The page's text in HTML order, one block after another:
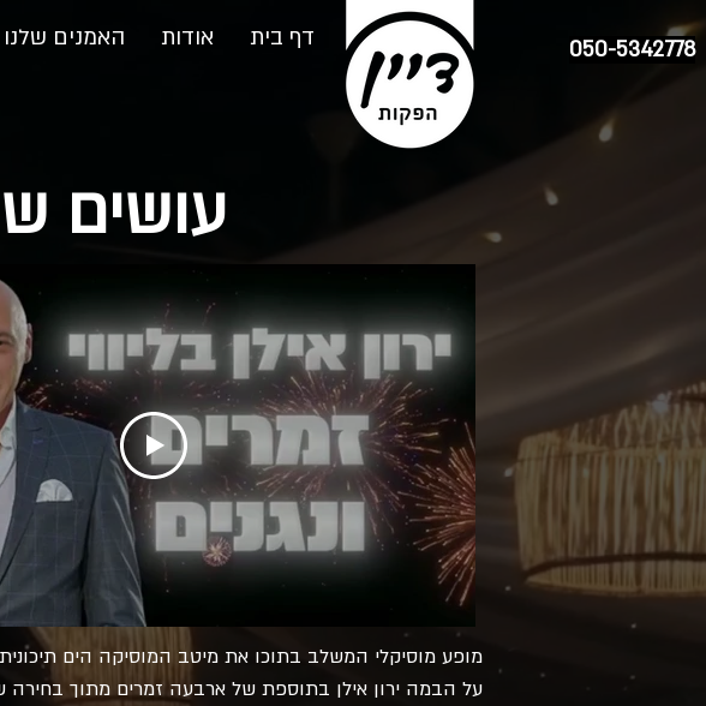
050-5342778 דף בית אודות האמנים שלנו
עושים
מופע מוסיקלי המשלב בתוכו את מיטב המוסיקה הים
על הבמה ירון אילן בתוספת של ארבעה זמרים מתוך בחירה